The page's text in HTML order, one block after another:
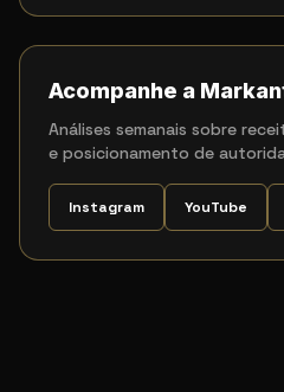
Acompanhe a
Análises semanais sobre
e posicionamento de
Instagram YouTube